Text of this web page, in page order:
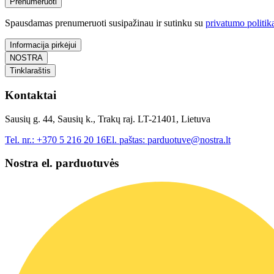
Spausdamas prenumeruoti susipažinau ir sutinku su privatumo
Informacija pirkėjui
NOSTRA
Tinklaraštis
Kontaktai
Sausių g. 44, Sausių k., Trakų raj. LT-21401, Lietuva
Tel. nr.: +370 5 216 20 16El. paštas: parduotuve@nostra.lt
Nostra el. parduotuvės